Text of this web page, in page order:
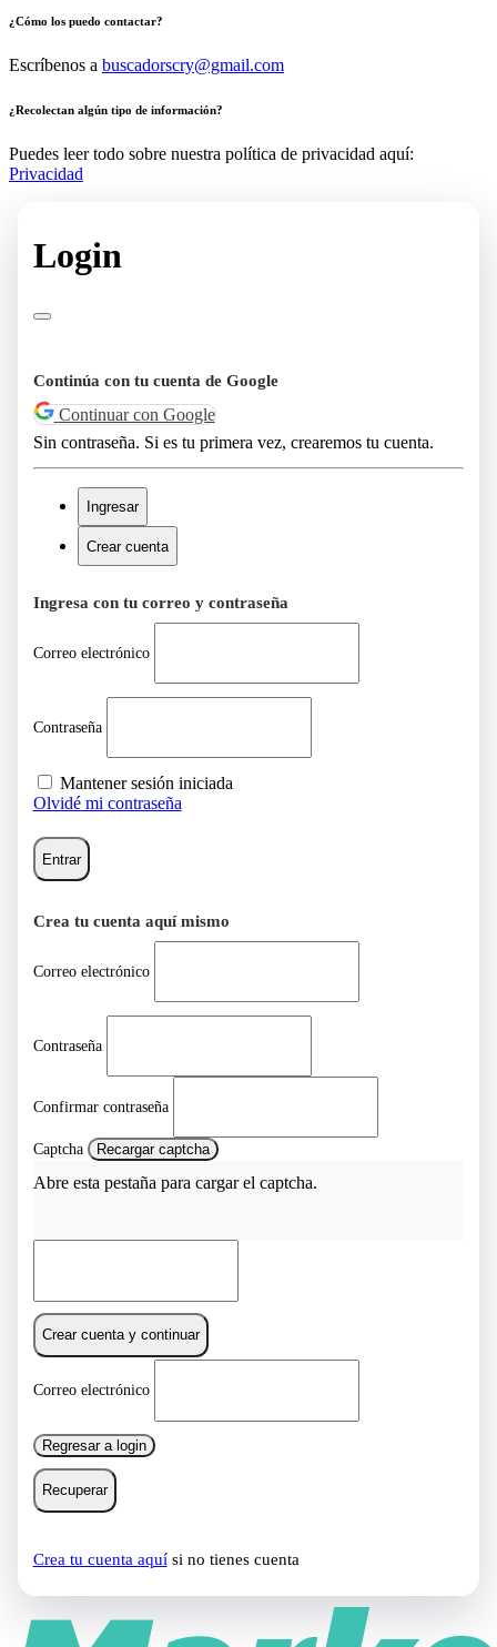
¿Cómo los puedo contactar?
Escríbenos a buscadorscry@gmail.com
¿Recolectan algún tipo de información?
Puedes leer todo sobre nuestra política de privacidad aquí:
Privacidad
Login
Continúa con tu cuenta de Google
Continuar con Google
Sin contraseña. Si es tu primera vez, crearemos tu cuenta.
Ingresar
Crear cuenta
Ingresa con tu correo y contraseña
Correo electrónico
Contraseña
Mantener sesión iniciada
Olvidé mi contraseña
Entrar
Crea tu cuenta aquí mismo
Correo electrónico
Contraseña
Confirmar contraseña
Captcha Recargar captcha
Abre esta pestaña para cargar el captcha.
Crear cuenta y continuar
Correo electrónico
Regresar a login
Recuperar
Crea tu cuenta aquísi no tienes cuenta